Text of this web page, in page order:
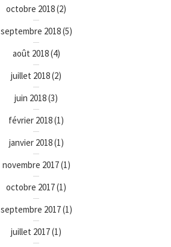
octobre 2018(2)
septembre 2018(5)
août 2018(4)
juillet 2018(2)
juin 2018(3)
février 2018(1)
janvier 2018(1)
novembre 2017(1)
octobre 2017(1)
septembre 2017(1)
juillet 2017(1)